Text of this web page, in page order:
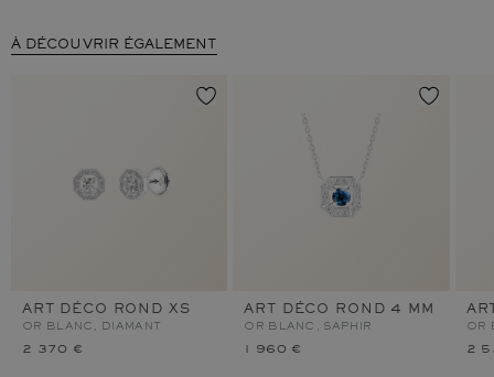
À DÉCOUVRIR ÉGALEMENT
ART DÉCO ROND XS
OR BLANC, DIAMANT
2 370 €
ART DÉCO ROND 4 MM
OR BLANC, SAPHIR
1 960 €
OR
2